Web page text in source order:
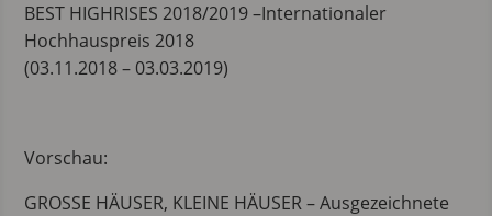
BEST HIGHRISES 2018/2019 –Internationaler
Hochhauspreis 2018
(03.11.2018 – 03.03.2019)
Vorschau:
GROSSE HÄUSER, KLEINE HÄUSER – Ausgezeichnete